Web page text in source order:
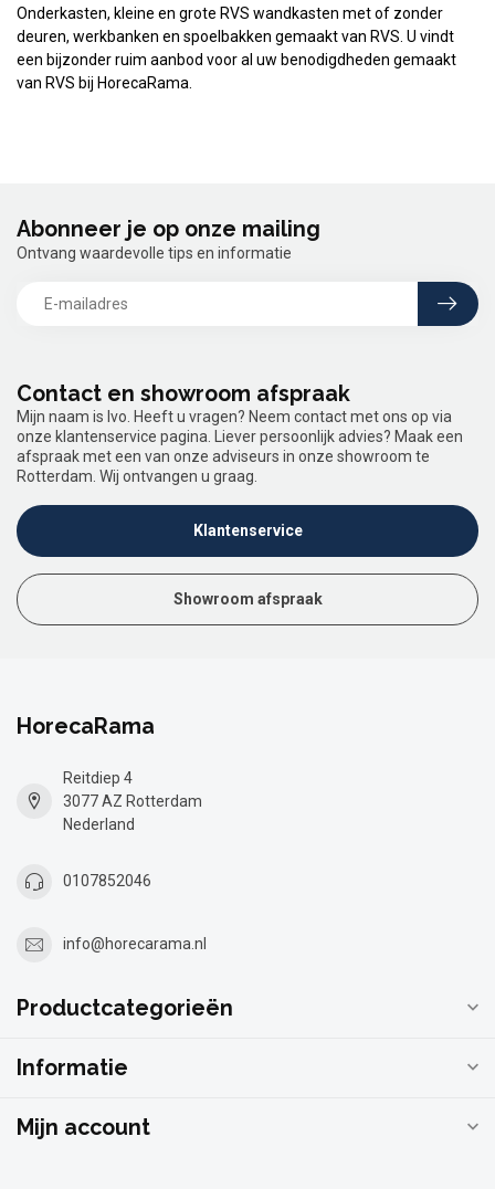
Onderkasten, kleine en grote RVS wandkasten met of zonder
deuren, werkbanken en spoelbakken gemaakt van RVS. U vindt
een bijzonder ruim aanbod voor al uw benodigdheden gemaakt
van RVS bij HorecaRama.
Contact en showroom afspraak
Mijn naam is Ivo. Heeft u vragen? Neem contact met ons op via
onze klantenservice pagina. Liever persoonlijk advies? Maak een
afspraak met een van onze adviseurs in onze showroom te
Rotterdam. Wij ontvangen u graag.
Klantenservice
Showroom afspraak
Abonneer je op onze mailing
Ontvang waardevolle tips en informatie
HorecaRama
Reitdiep 4
3077 AZ Rotterdam
Nederland
0107852046
info@horecarama.nl
Productcategorieën
Informatie
Mijn account